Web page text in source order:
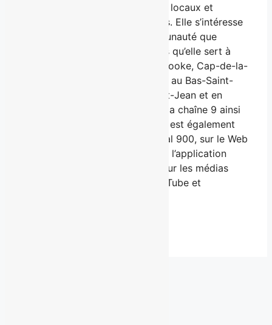
MAtv met de l’avant les intérêts locaux et
valorise l’émergence des talents. Elle s’intéresse
de près à la réalité de la communauté que
forment les 1,7 million de foyers qu’elle sert à
Montréal, Québec-Lévis, Sherbrooke, Cap-de-la-
Madeleine, Sorel-Tracy, Granby, au Bas-Saint-
Laurent, au Saguenay-Lac-Saint-Jean et en
Outaouais. MAtv est diffusée à la chaîne 9 ainsi
qu’en HD à la position 609. Elle est également
disponible sur illico télé au canal 900, sur le Web
avec illico.tv et sur mobile avec l’application
illico. MAtv est aussi présente sur les médias
sociaux Twitter, Facebook, YouTube et